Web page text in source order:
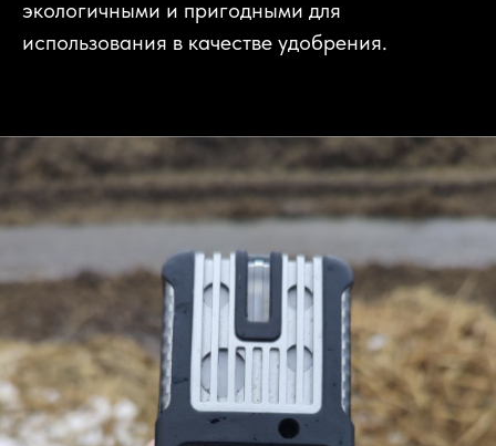
экологичными и пригодными для
использования в качестве удобрения.